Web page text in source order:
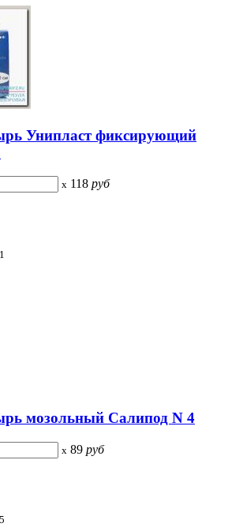
Унипласт фиксирующий
x 118 руб
мозольный Салипод N 4
x 89 руб